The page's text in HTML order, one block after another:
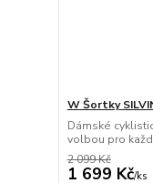
W Šortky
Dámské
volbou pro
2 099 Kč
1 699 Kč/ks